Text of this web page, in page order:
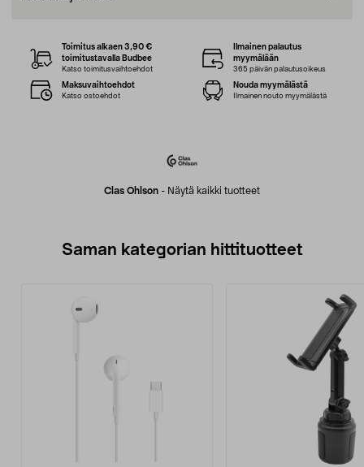
Clas Ohlson - Näytä kaikki tuotteet
Toimitus alkaen 3,90 €
toimitustavalla Budbee
Katso toimitusvaihtoehdot
Ilmainen palautus
myymälään
365 päivän palautusoikeus
Maksuvaihtoehdot
Katso ostoehdot
Nouda myymälästä
Ilmainen nouto myymälästä
Saman kategorian hittituotteet